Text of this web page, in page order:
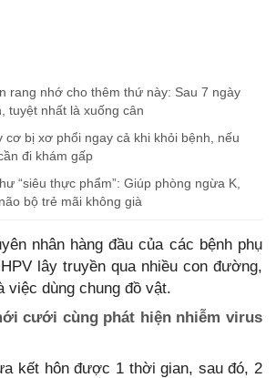
rang nhớ cho thêm thứ này: Sau 7 ngày
tuyệt nhất là xuống cân
cơ bị xơ phổi ngay cả khi khỏi bệnh, nếu
đi khám gấp
“siêu thực phẩm”: Giúp phòng ngừa K,
bộ trẻ mãi không già
nhân hàng đầu của các bệnh phụ
lây truyền qua nhiều con đường,
việc dùng chung đồ vật.
cưới cùng phát hiện nhiễm virus
kết hôn được 1 thời gian, sau đó, 2